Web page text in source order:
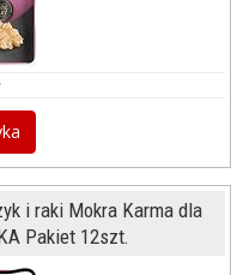
i raki Mokra Karma dla
Pakiet 12szt.